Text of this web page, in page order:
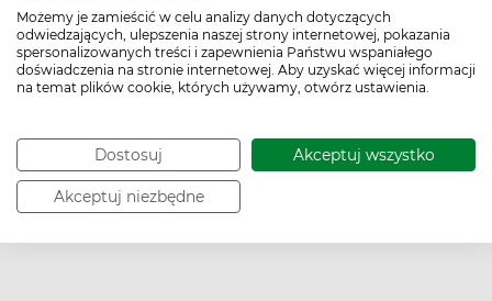
Możemy je zamieścić w celu analizy danych dotyczących
odwiedzających, ulepszenia naszej strony internetowej, pokazania
spersonalizowanych treści i zapewnienia Państwu wspaniałego
doświadczenia na stronie internetowej. Aby uzyskać więcej informacji
na temat plików cookie, których używamy, otwórz ustawienia.
Dostosuj Akceptuj wszystko
Akceptuj niezbędne
Kod EAN:5906448071020
To jest wyrób medyczny. Używaj go zgodnie z instrukcją
używania lub etykietą.